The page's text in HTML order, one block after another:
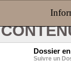
Dossier
Suivre un